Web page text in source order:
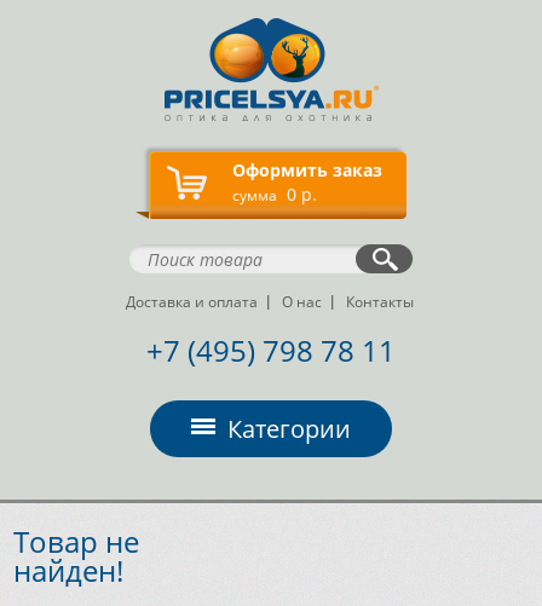
Оформить заказ
сумма 0 р.
Доставка и оплата О нас Контакты
+7 (495) 798 78 11
Категории
Товар не
найден!